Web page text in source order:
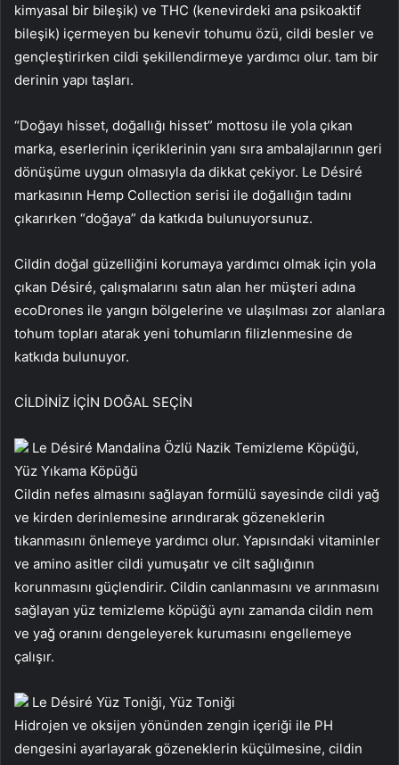
kimyasal bir bileşik) ve THC (kenevirdeki ana psikoaktif
bileşik) içermeyen bu kenevir tohumu özü, cildi besler ve
gençleştirirken cildi şekillendirmeye yardımcı olur. tam bir
derinin yapı taşları.
“Doğayı hisset, doğallığı hisset” mottosu ile yola çıkan
marka, eserlerinin içeriklerinin yanı sıra ambalajlarının geri
dönüşüme uygun olmasıyla da dikkat çekiyor. Le Désiré
markasının Hemp Collection serisi ile doğallığın tadını
çıkarırken “doğaya” da katkıda bulunuyorsunuz.
Cildin doğal güzelliğini korumaya yardımcı olmak için yola
çıkan Désiré, çalışmalarını satın alan her müşteri adına
ecoDrones ile yangın bölgelerine ve ulaşılması zor alanlara
tohum topları atarak yeni tohumların filizlenmesine de
katkıda bulunuyor.
CİLDİNİZ İÇİN DOĞAL SEÇİN
Le Désiré Mandalina Özlü Nazik Temizleme Köpüğü,
Yüz Yıkama Köpüğü
Cildin nefes almasını sağlayan formülü sayesinde cildi yağ
ve kirden derinlemesine arındırarak gözeneklerin
tıkanmasını önlemeye yardımcı olur. Yapısındaki vitaminler
ve amino asitler cildi yumuşatır ve cilt sağlığının
korunmasını güçlendirir. Cildin canlanmasını ve arınmasını
sağlayan yüz temizleme köpüğü aynı zamanda cildin nem
ve yağ oranını dengeleyerek kurumasını engellemeye
çalışır.
Le Désiré Yüz Toniği, Yüz Toniği
Hidrojen ve oksijen yönünden zengin içeriği ile PH
dengesini ayarlayarak gözeneklerin küçülmesine, cildin